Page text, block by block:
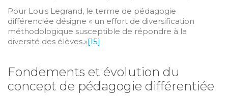
Pour Louis Legrand, le terme de pédagogie
différenciée désigne « un effort de diversification
méthodologique susceptible de répondre à la
diversité des élèves.»[15]
Fondements et évolution du
concept de pédagogie différentiée